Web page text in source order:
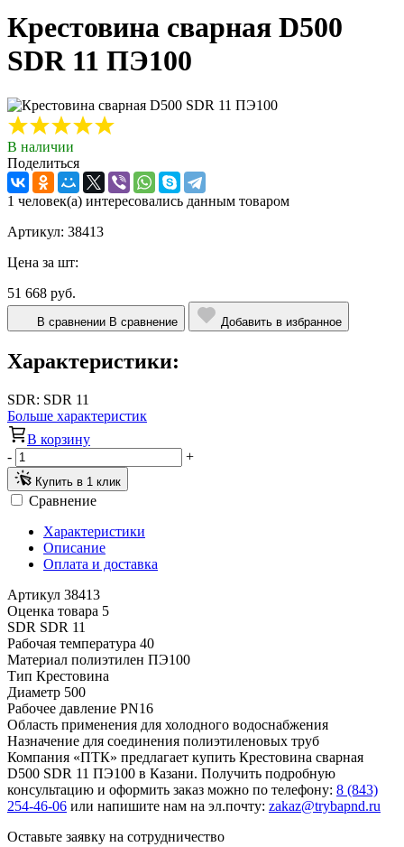
Крестовина сварная D500
SDR 11 ПЭ100
В наличии
Поделиться
1 человек(а) интересовались данным товаром
Артикул: 38413
Цена за шт:
51 668 руб.
В сравнении В сравнение Добавить в избранное
Характеристики:
SDR: SDR 11
Больше характеристик
В корзину
-
+
Купить в 1 клик
Сравнение
Характеристики
Описание
Оплата и доставка
Артикул 38413
Оценка товара 5
SDR SDR 11
Рабочая температура 40
Материал полиэтилен ПЭ100
Тип Крестовина
Диаметр 500
Рабочее давление PN16
Область применения для холодного водоснабжения
Назначение для соединения полиэтиленовых труб
Компания «ПТК» предлагает купить Крестовина сварная
D500 SDR 11 ПЭ100 в Казани. Получить подробную
консультацию и оформить заказ можно по телефону: 8 (843)
254-46-06 или напишите нам на эл.почту: zakaz@trybapnd.ru
Оставьте заявку на сотрудничество